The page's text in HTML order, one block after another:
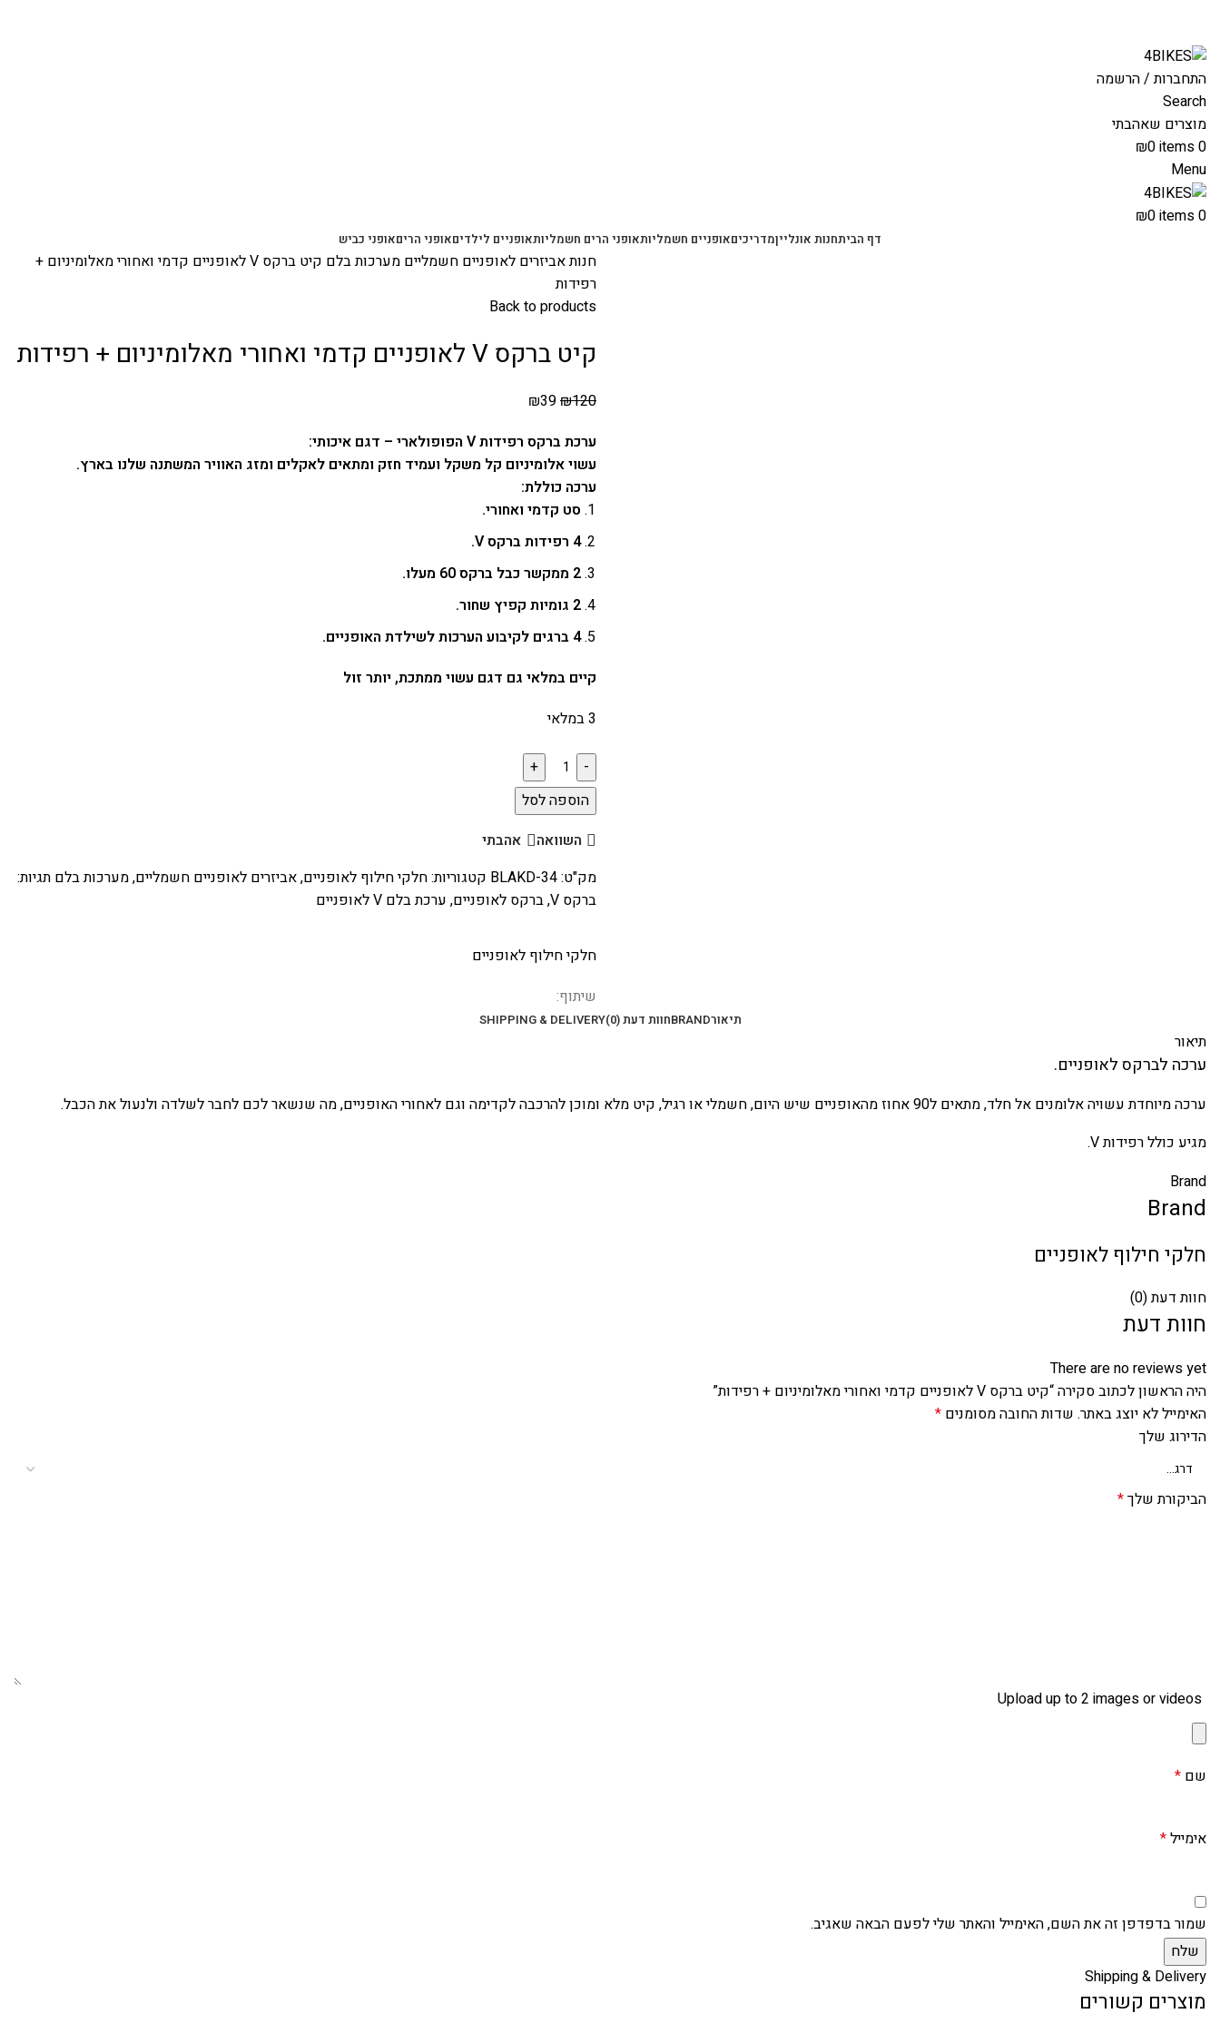
התחברות / הרשמה
Search
מוצרים שאהבתי
0
items
₪0
Menu
0
items
₪0
דף הביתחנות אונלייןמדריכיםאופניים חשמליותאופני הרים חשמליותאופניים לילדיםאופני הריםאופני כביש
חנותאביזרים לאופניים חשמליים מערכות בלם
קיט ברקס V לאופניים קדמי ואחורי מאלומיניום +
רפידות
Back to products
קיט ברקס V לאופניים קדמי ואחורי מאלומיניום + רפידות
₪120
₪39
ערכת ברקס רפידות V הפופולארי – דגם איכותי:
עשוי אלומיניום קל משקל ועמיד חזק ומתאים לאקלים ומזג האוויר המשתנה שלנו בארץ.
ערכה כוללת:
סט קדמי ואחורי.
4 רפידות ברקס V.
2 ממקשר כבל ברקס 60 מעלו.
2 גומיות קפיץ שחור.
4 ברגים לקיבוע הערכות לשילדת האופניים.
קיים במלאי גם דגם עשוי ממתכת, יותר זול
3 במלאי
הוספה לסל
השוואה
אהבתי
מק"ט:BLAKD-34 קטגוריות:חלקי חילוף לאופניים,אביזרים לאופניים חשמליים,מערכות בלם תגיות:
ברקס V
,ברקס לאופניים, ערכת בלם V לאופניים
חלקי חילוף לאופניים
שיתוף:
תיאורBRANDחוות דעת (0) SHIPPING & DELIVERY
תיאור
ערכה לברקס לאופניים.
ערכה מיוחדת עשויה אלומנים אל חלד, מתאים ל90 אחוז מהאופניים שיש היום, חשמלי או רגיל, קיט מלא ומוכן להרכבה לקדימה וגם לאחורי האופניים, מה שנשאר לכם לחבר לשלדה ולנעול את הכבל.
מגיע כולל רפידות V.
Brand
Brand
חלקי חילוף לאופניים
חוות דעת (0)
חוות דעת
There are no reviews yet
היה הראשון לכתוב סקירה “קיט ברקס V לאופניים קדמי ואחורי מאלומיניום + רפידות”
האימייל לא יוצג באתר. שדות החובה מסומנים *
הדירוג שלך
הביקורת שלך*
Upload up to 2 images or videos
שם *
אימייל*
שמור בדפדפן זה את השם, האימייל והאתר שלי לפעם הבאה שאגיב.
Shipping & Delivery
מוצרים קשורים